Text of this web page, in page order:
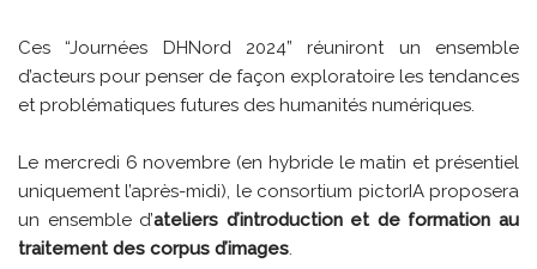
Ces “Journées DHNord 2024” réuniront un ensemble
d’acteurs pour penser de façon exploratoire les tendances
et problématiques futures des humanités numériques.
Le mercredi 6 novembre (en hybride le matin et présentiel
uniquement l’après-midi), le consortium pictorIA proposera
un ensemble d’ateliers d’introduction et de formation au
traitement des corpus d’images.